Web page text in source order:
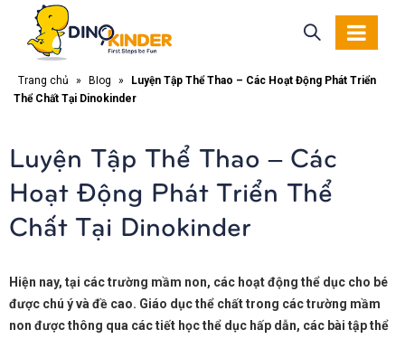
Trang chủ » Blog »
Luyện Tập Thể Thao – Các Hoạt Động Phát Triển
Thể Chất Tại Dinokinder
Luyện Tập Thể Thao – Các
Hoạt Động Phát Triển Thể
Chất Tại Dinokinder
Hiện nay, tại các trường mầm non, các hoạt động thể dục cho bé
được chú ý và đề cao. Giáo dục thể chất trong các trường mầm
non được thông qua các tiết học thể dục hấp dẫn, các bài tập thể